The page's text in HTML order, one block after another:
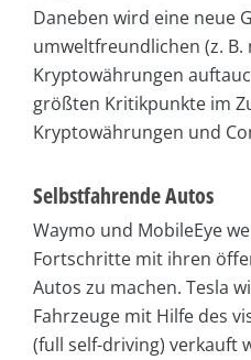
Daneben wird eine neue
umweltfreundlichen (z.
Kryptowährungen
größten Kritikpunkte im
Kryptowährungen und
Selbstfahrende Autos
Waymo und MobileEye
Fortschritte mit ihren
Autos zu machen. Tesla
Fahrzeuge mit Hilfe des
(full self-driving) verkauft